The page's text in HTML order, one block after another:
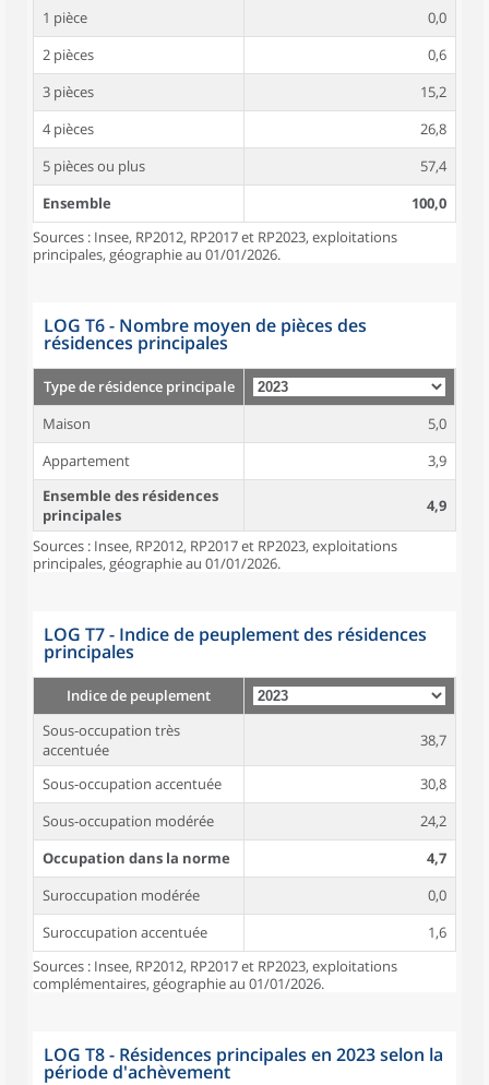
1 pièce
0,0
2 pièces
0,6
3 pièces
15,2
4 pièces
26,8
5 pièces ou plus
57,4
Ensemble
100,0
Sources : Insee, RP2012, RP2017 et RP2023, exploitations
principales, géographie au 01/01/2026.
LOG T6 - Nombre moyen de pièces des
résidences principales
Type de résidence principale
Maison
5,0
Appartement
3,9
Ensemble des résidences
principales
4,9
Sources : Insee, RP2012, RP2017 et RP2023, exploitations
principales, géographie au 01/01/2026.
LOG T7 - Indice de peuplement des résidences
principales
Indice de peuplement
Sous-occupation très
accentuée
38,7
Sous-occupation accentuée
30,8
Sous-occupation modérée
24,2
Occupation dans la norme
4,7
Suroccupation modérée
0,0
Suroccupation accentuée
1,6
Sources : Insee, RP2012, RP2017 et RP2023, exploitations
complémentaires, géographie au 01/01/2026.
LOG T8 - Résidences principales en 2023 selon la
période d'achèvement